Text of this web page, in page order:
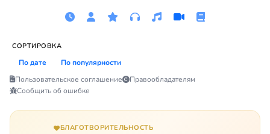
СОРТИРОВКА
По дате
По популярности
Пользовательское соглашение
Правообладателям
Сообщить об ошибке
БЛАГОТВОРИТЕЛЬНОСТЬ